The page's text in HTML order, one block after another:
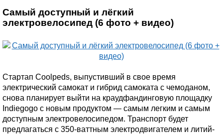
Самый доступный и лёгкий
электровелосипед (6 фото + видео)
Стартап Coolpeds, выпустивший в свое время
электрический самокат и гибрид самоката с чемоданом,
снова планирует выйти на краудфандинговую площадку
Indiegogo с новым продуктом — самым легким и самым
доступным электровелосипедом. Транспорт будет
предлагаться с 350-ваттным электродвигателем и литий-